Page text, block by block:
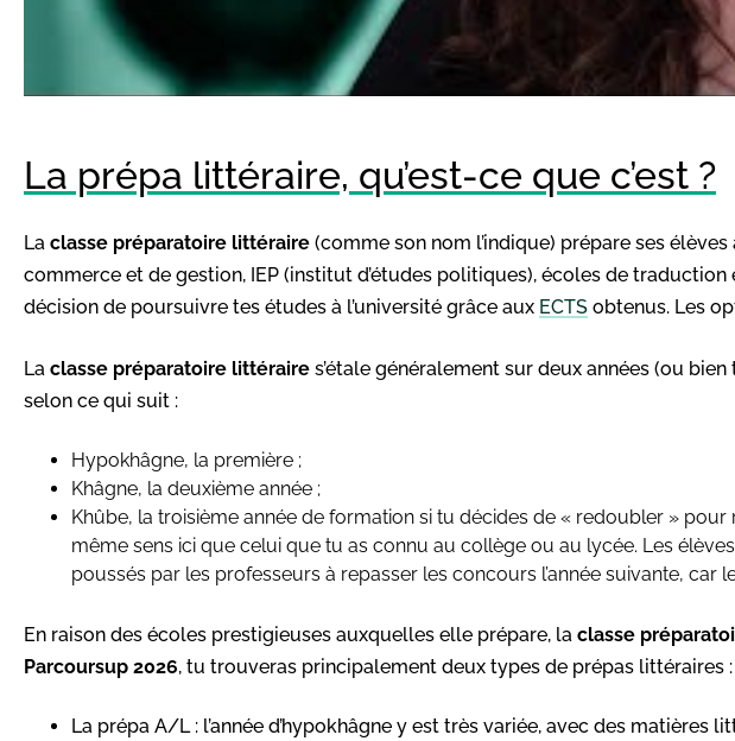
La prépa littéraire, qu’est-ce que c’est ?
La classe préparatoire littéraire (comme son nom l’indique) prépare ses élèves
commerce et de gestion, IEP (institut d’études politiques), écoles de
décision de poursuivre tes études à l’université grâce aux ECTS obtenus. Les
La classe préparatoire littéraire s’étale généralement sur deux années (ou
selon ce qui suit :
Hypokhâgne, la première ;
Khâgne, la deuxième année ;
Khûbe, la troisième année de formation si tu décides de « redoubler »
même sens ici que celui que tu as connu au collège ou au lycée. Les
poussés par les professeurs à repasser les concours l’année suivante, car
En raison des écoles prestigieuses auxquelles elle prépare, la classe
Parcoursup 2026, tu trouveras principalement deux types de prépas littéraires :
La prépa A/L : l’année d’hypokhâgne y est très variée, avec des